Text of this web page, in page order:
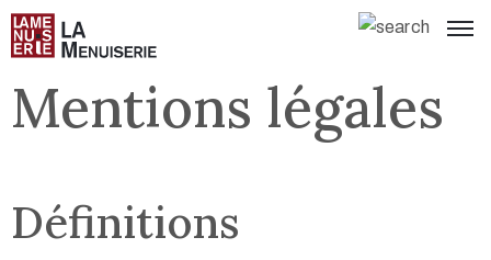
Mentions légales
Définitions